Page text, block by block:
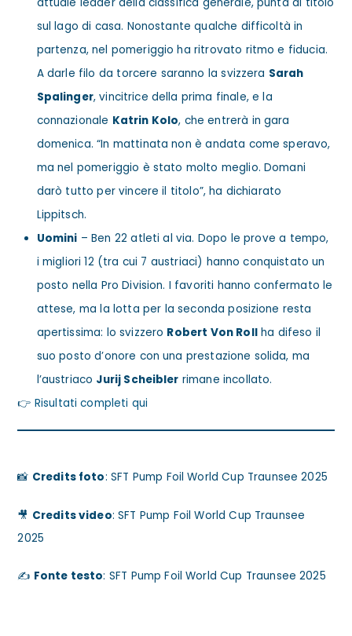
sul lago di casa. Nonostante qualche difficoltà in
partenza, nel pomeriggio ha ritrovato ritmo e fiducia.
A darle filo da torcere saranno la svizzera Sarah
Spalinger, vincitrice della prima finale, e la
connazionale Katrin Kolo, che entrerà in gara
domenica. “In mattinata non è andata come speravo,
ma nel pomeriggio è stato molto meglio. Domani
darò tutto per vincere il titolo”, ha dichiarato
Lippitsch.
Uomini – Ben 22 atleti al via. Dopo le prove a tempo,
i migliori 12 (tra cui 7 austriaci) hanno conquistato un
posto nella Pro Division. I favoriti hanno confermato le
attese, ma la lotta per la seconda posizione resta
apertissima: lo svizzero Robert Von Rollha difeso il
suo posto d’onore con una prestazione solida, ma
l’austriaco Jurij Scheibler rimane incollato.
👉 Risultati completi qui
📸 Credits foto: SFT Pump Foil World Cup Traunsee 2025
🎥 Credits video: SFT Pump Foil World Cup Traunsee
2025
✍️ Fonte testo: SFT Pump Foil World Cup Traunsee 2025